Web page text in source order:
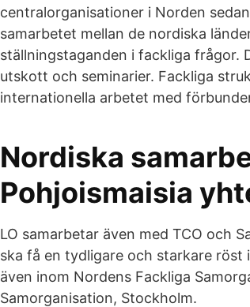
centralorganisationer i Norden
samarbetet mellan de nordiska
ställningstaganden i fackliga frågor.
utskott och seminarier. Fackliga
internationella arbetet med
Nordiska
Pohjoismaisia
LO samarbetar även med TCO och
ska få en tydligare och starkare
även inom Nordens Fackliga
Samorganisation, Stockholm.